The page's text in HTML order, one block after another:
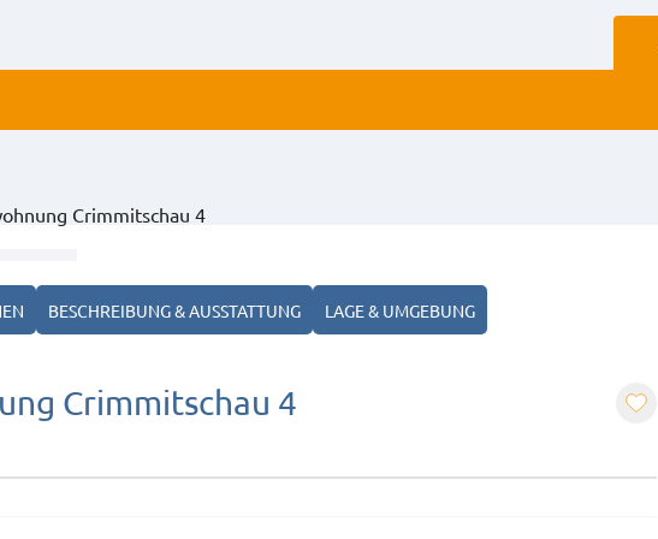
Crimmitschau 4
BESCHREIBUNG & AUSSTATTUNG LAGE & UMGEBUNG
Crimmitschau 4